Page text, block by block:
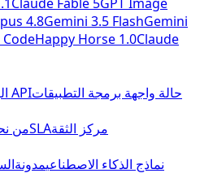
4.8Gemini 3.5 FlashGemini
CodeHappy Horse 1.0Claude
لوحة تحكم APIحالة واجهة برمجة التطبيقات
منSLAمركز الثقة
نماذج الذكاء الاصطناعيمدونة